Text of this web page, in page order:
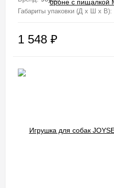
Габариты упаковки (Д х Ш х В):
1 548 ₽